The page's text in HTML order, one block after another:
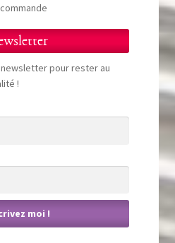
pour rester au
!